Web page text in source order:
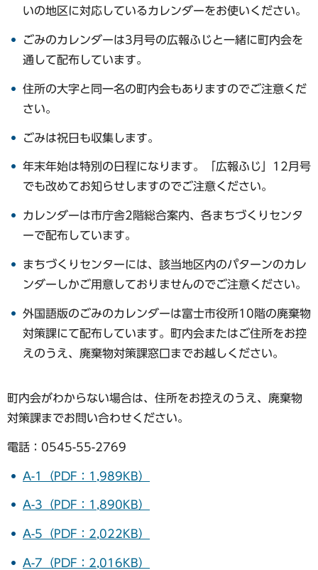
いの地区に対応しているカレンダーをお使いください。
ごみのカレンダーは3月号の広報ふじと一緒に町内会を
通して配布しています。
住所の大字と同一名の町内会もありますのでご注意くだ
さい。
ごみは祝日も収集します。
年末年始は特別の日程になります。「広報ふじ」12月号
でも改めてお知らせしますのでご注意ください。
カレンダーは市庁舎2階総合案内、各まちづくりセンタ
ーで配布しています。
まちづくりセンターには、該当地区内のパターンのカレ
ンダーしかご用意しておりませんのでご注意ください。
外国語版のごみのカレンダーは富士市役所10階の廃棄物
対策課にて配布しています。町内会またはご住所をお控
えのうえ、廃棄物対策課窓口までお越しください。
町内会がわからない場合は、住所をお控えのうえ、廃棄物
対策課までお問い合わせください。
電話：0545-55-2769
A-1（PDF：1,989KB）
A-3（PDF：1,890KB）
A-5（PDF：2,022KB）
A-7（PDF：2,016KB）